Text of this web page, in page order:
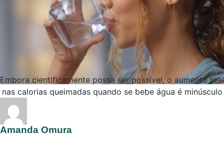
Embora cientificamente possa ser possível, o aumento real
nas calorias queimadas quando se bebe água é minúsculo
Amanda Omura